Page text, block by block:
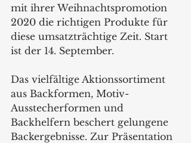
mit ihrer Weihnachtspromotion
2020 die richtigen Produkte für
diese umsatzträchtige Zeit. Start
ist der 14. September.
Das vielfältige Aktionssortiment
aus Backformen, Motiv-
Ausstecherformen und
Backhelfern beschert gelungene
Backergebnisse. Zur Präsentation